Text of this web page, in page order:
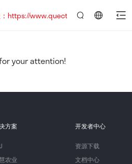
https://www.quectel.com.cn
your attention!
方案
农业
开发者中心
资源下载
文档中心